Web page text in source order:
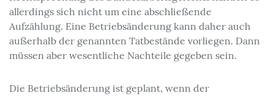
allerdings sich nicht um eine abschließende
Aufzählung. Eine Betriebsänderung kann daher auch
außerhalb der genannten Tatbestände vorliegen. Dann
müssen aber wesentliche Nachteile gegeben sein.
Die Betriebsänderung ist geplant, wenn der